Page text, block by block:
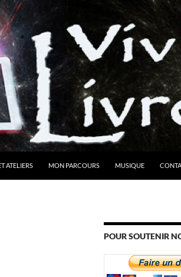
ATELIERS MON PARCOURS MUSIQUE
POUR SOUTENIR